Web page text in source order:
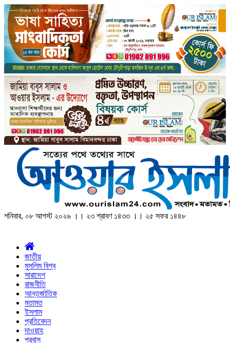
শনিবার, ০৮ আগস্ট ২০২৬ ।। ২৩ শ্রাবণ ১৪৩৩ ।। ২৫ সফর ১৪৪৮
জাতীয়
মুসলিম বিশ্ব
সারাদেশ
রাজনীতি
আন্তর্জাতিক
মতামত
ইসলাম
প্রতিবেদন
দাওয়াহ
প্রবাস